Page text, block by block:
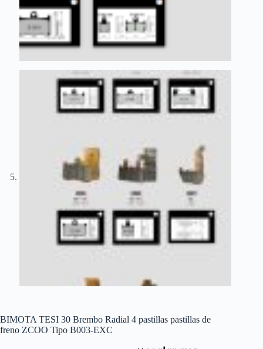
BIMOTA TESI 30 Brembo Radial 4 pastillas pastillas de
freno ZCOO Tipo B003-EXC